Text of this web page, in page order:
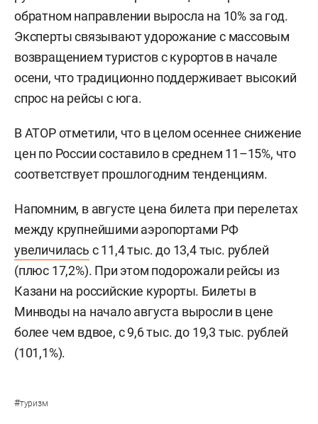
обратном направлении выросла на 10% за год.
Эксперты связывают удорожание с массовым
возвращением туристов с курортов в начале
осени, что традиционно поддерживает высокий
спрос на рейсы с юга.
В АТОР отметили, что в целом осеннее снижение
цен по России составило в среднем 11–15%, что
соответствует прошлогодним тенденциям.
Напомним, в августе цена билета при перелетах
между крупнейшими аэропортами РФ
увеличилась с 11,4 тыс. до 13,4 тыс. рублей
(плюс 17,2%). При этом подорожали рейсы из
Казани на российские курорты. Билеты в
Минводы на начало августа выросли в цене
более чем вдвое, с 9,6 тыс. до 19,3 тыс. рублей
(101,1%).
#туризм